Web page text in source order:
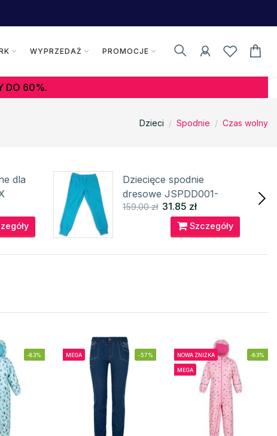
WYPRZEDAŻ PROMOCJE
DO 60%.
Dzieci Spodnie Czas wolny
dla
Dziecięce spodnie
dresowe JSPDD001-
JSPDD001 4F
159.00 zł 31.85 zł
Szczegóły
-83% MEGA -57% NOWA ZNIŻKA
MEGA
-83%